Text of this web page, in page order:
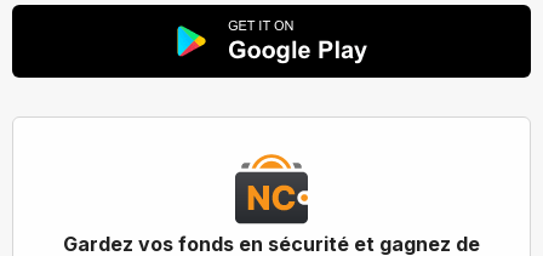
Gardez vos fonds en sécurité et gagnez de